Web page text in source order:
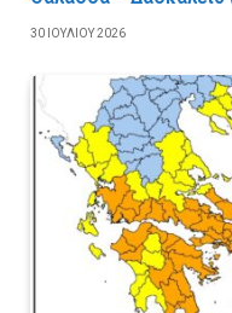
30 ΙΟΥΛΊΟΥ 2026